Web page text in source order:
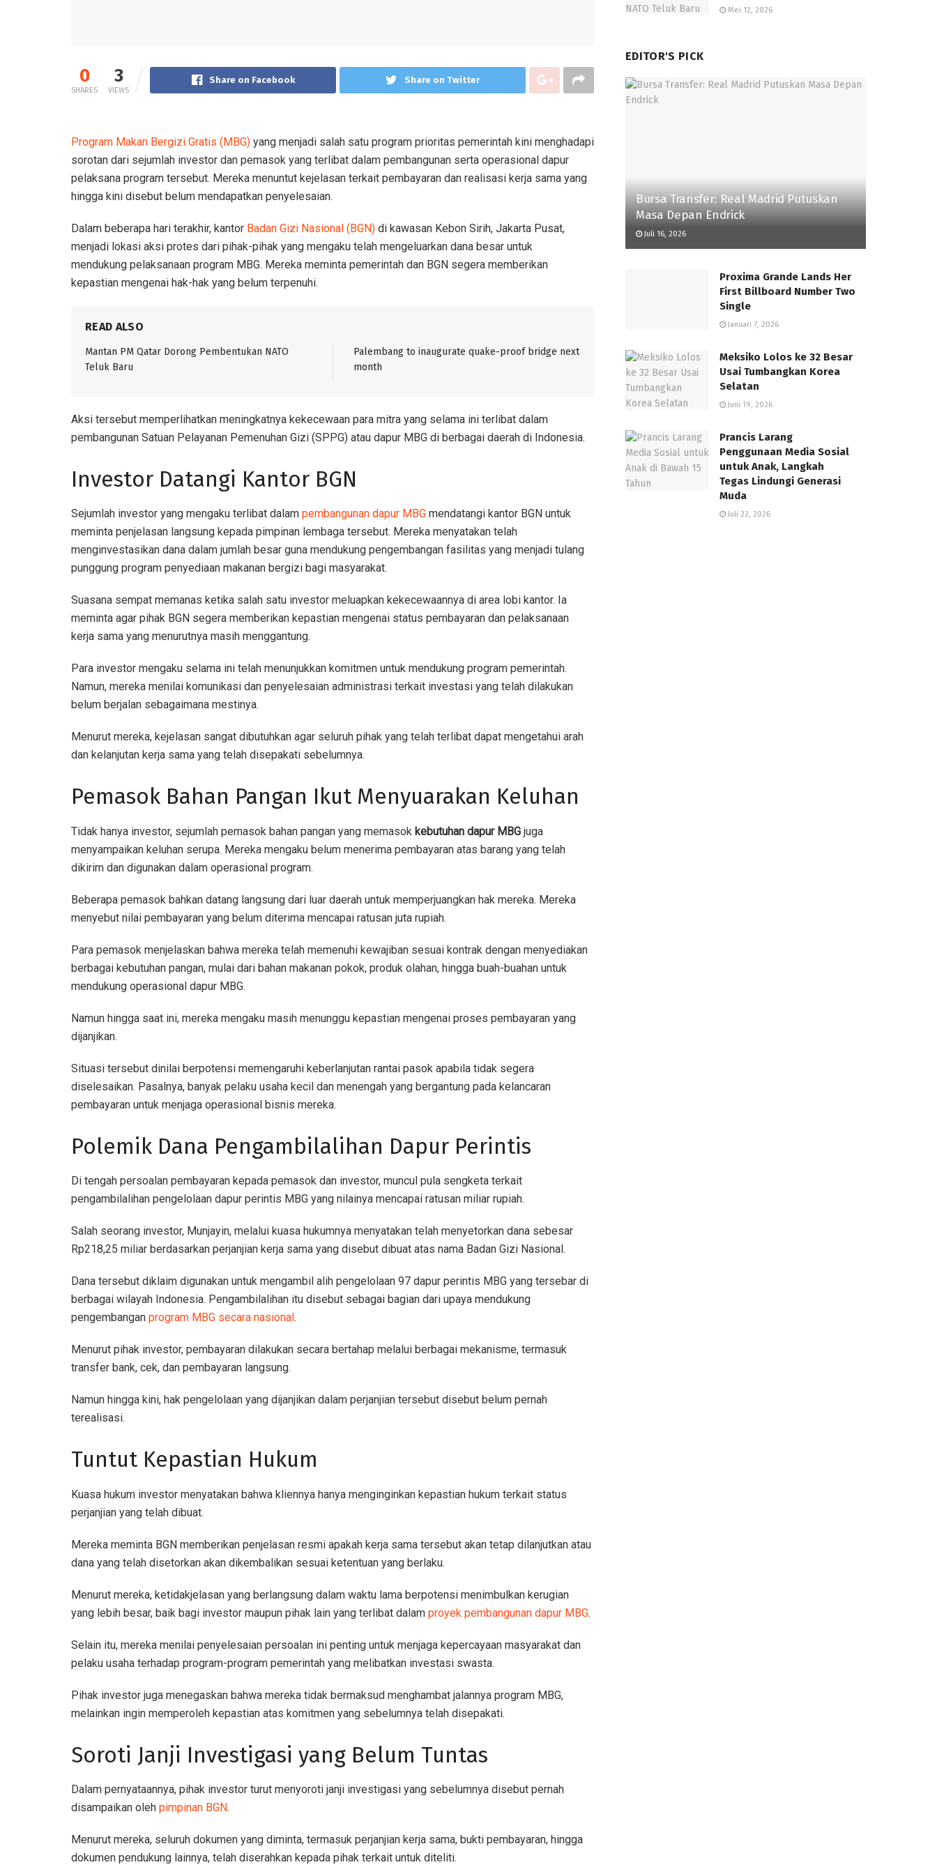
0
SHARES
3
VIEWS
Share on Facebook Share on Twitter
Program Makan Bergizi Gratis (MBG) yang menjadi salah satu program prioritas pemerintah kini menghadapi
sorotan dari sejumlah investor dan pemasok yang terlibat dalam pembangunan serta operasional dapur
pelaksana program tersebut. Mereka menuntut kejelasan terkait pembayaran dan realisasi kerja sama yang
hingga kini disebut belum mendapatkan penyelesaian.
Dalam beberapa hari terakhir, kantor Badan Gizi Nasional (BGN) di kawasan Kebon Sirih, Jakarta Pusat,
menjadi lokasi aksi protes dari pihak-pihak yang mengaku telah mengeluarkan dana besar untuk
mendukung pelaksanaan program MBG. Mereka meminta pemerintah dan BGN segera memberikan
kepastian mengenai hak-hak yang belum terpenuhi.
READ ALSO
Mantan PM Qatar Dorong Pembentukan NATO
Teluk Baru
Palembang to inaugurate quake-proof bridge next
month
Aksi tersebut memperlihatkan meningkatnya kekecewaan para mitra yang selama ini terlibat dalam
pembangunan Satuan Pelayanan Pemenuhan Gizi (SPPG) atau dapur MBG di berbagai daerah di Indonesia.
Investor Datangi Kantor BGN
Sejumlah investor yang mengaku terlibat dalam pembangunan dapur MBG mendatangi kantor BGN untuk
meminta penjelasan langsung kepada pimpinan lembaga tersebut. Mereka menyatakan telah
menginvestasikan dana dalam jumlah besar guna mendukung pengembangan fasilitas yang menjadi tulang
punggung program penyediaan makanan bergizi bagi masyarakat.
Suasana sempat memanas ketika salah satu investor meluapkan kekecewaannya di area lobi kantor. Ia
meminta agar pihak BGN segera memberikan kepastian mengenai status pembayaran dan pelaksanaan
kerja sama yang menurutnya masih menggantung.
Para investor mengaku selama ini telah menunjukkan komitmen untuk mendukung program pemerintah.
Namun, mereka menilai komunikasi dan penyelesaian administrasi terkait investasi yang telah dilakukan
belum berjalan sebagaimana mestinya.
Menurut mereka, kejelasan sangat dibutuhkan agar seluruh pihak yang telah terlibat dapat mengetahui arah
dan kelanjutan kerja sama yang telah disepakati sebelumnya.
Pemasok Bahan Pangan Ikut Menyuarakan Keluhan
Tidak hanya investor, sejumlah pemasok bahan pangan yang memasok kebutuhan dapur MBG juga
menyampaikan keluhan serupa. Mereka mengaku belum menerima pembayaran atas barang yang telah
dikirim dan digunakan dalam operasional program.
Beberapa pemasok bahkan datang langsung dari luar daerah untuk memperjuangkan hak mereka. Mereka
menyebut nilai pembayaran yang belum diterima mencapai ratusan juta rupiah.
Para pemasok menjelaskan bahwa mereka telah memenuhi kewajiban sesuai kontrak dengan menyediakan
berbagai kebutuhan pangan, mulai dari bahan makanan pokok, produk olahan, hingga buah-buahan untuk
mendukung operasional dapur MBG.
Namun hingga saat ini, mereka mengaku masih menunggu kepastian mengenai proses pembayaran yang
dijanjikan.
Situasi tersebut dinilai berpotensi memengaruhi keberlanjutan rantai pasok apabila tidak segera
diselesaikan. Pasalnya, banyak pelaku usaha kecil dan menengah yang bergantung pada kelancaran
pembayaran untuk menjaga operasional bisnis mereka.
Polemik Dana Pengambilalihan Dapur Perintis
Di tengah persoalan pembayaran kepada pemasok dan investor, muncul pula sengketa terkait
pengambilalihan pengelolaan dapur perintis MBG yang nilainya mencapai ratusan miliar rupiah.
Salah seorang investor, Munjayin, melalui kuasa hukumnya menyatakan telah menyetorkan dana sebesar
Rp218,25 miliar berdasarkan perjanjian kerja sama yang disebut dibuat atas nama Badan Gizi Nasional.
Dana tersebut diklaim digunakan untuk mengambil alih pengelolaan 97 dapur perintis MBG yang tersebar di
berbagai wilayah Indonesia. Pengambilalihan itu disebut sebagai bagian dari upaya mendukung
pengembangan program MBG secara nasional .
Menurut pihak investor, pembayaran dilakukan secara bertahap melalui berbagai mekanisme, termasuk
transfer bank, cek, dan pembayaran langsung.
Namun hingga kini, hak pengelolaan yang dijanjikan dalam perjanjian tersebut disebut belum pernah
terealisasi.
Tuntut Kepastian Hukum
Kuasa hukum investor menyatakan bahwa kliennya hanya menginginkan kepastian hukum terkait status
perjanjian yang telah dibuat.
Mereka meminta BGN memberikan penjelasan resmi apakah kerja sama tersebut akan tetap dilanjutkan atau
dana yang telah disetorkan akan dikembalikan sesuai ketentuan yang berlaku.
Menurut mereka, ketidakjelasan yang berlangsung dalam waktu lama berpotensi menimbulkan kerugian
yang lebih besar, baik bagi investor maupun pihak lain yang terlibat dalam proyek pembangunan dapur MBG.
Selain itu, mereka menilai penyelesaian persoalan ini penting untuk menjaga kepercayaan masyarakat dan
pelaku usaha terhadap program-program pemerintah yang melibatkan investasi swasta.
Pihak investor juga menegaskan bahwa mereka tidak bermaksud menghambat jalannya program MBG,
melainkan ingin memperoleh kepastian atas komitmen yang sebelumnya telah disepakati.
Soroti Janji Investigasi yang Belum Tuntas
Dalam pernyataannya, pihak investor turut menyoroti janji investigasi yang sebelumnya disebut pernah
disampaikan oleh pimpinan BGN.
Menurut mereka, seluruh dokumen yang diminta, termasuk perjanjian kerja sama, bukti pembayaran, hingga
dokumen pendukung lainnya, telah diserahkan kepada pihak terkait untuk diteliti.
Mei 12, 2026
EDITOR'S PICK
Bursa Transfer: Real Madrid Putuskan
Masa Depan Endrick
Juli 16, 2026
Proxima Grande Lands Her
First Billboard Number Two
Single
Januari 7, 2026
Meksiko Lolos ke 32 Besar
Usai Tumbangkan Korea
Selatan
Juni 19, 2026
Prancis Larang
Penggunaan Media Sosial
untuk Anak, Langkah
Tegas Lindungi Generasi
Muda
Juli 22, 2026